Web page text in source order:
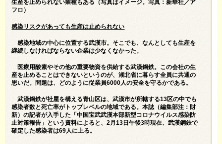
生産を止められない業種もある（写真はイメージ。写真：新華社／ア
フロ）
感染リスクがあっても生産は止められない
感染地域の中心に位置する武漢市。そこでも、なんとしても生産を
継続しなければならない企業は少なくなかった。
医療用酸素やその他の重要物資を供給する武漢鋼鉄。この会社の生
産を止めることはできないというのが、湖北省に暮らす全員に共通の
思いだ。問題は、どのように従業員6000人の安全を守るかである。
武漢鋼鉄が社屋を構える青山区は、武漢市が所轄する13区の中でも
感染者数と死亡率がトップレベルの地域である。本誌（編集部注：財
新）の記者が入手した「中国宝武武漢本部新型コロナウイルス感染防
止対策報告」という資料によると、2月13日午後3時現在、武漢鋼鉄で
確定した感染者は69人に上る。